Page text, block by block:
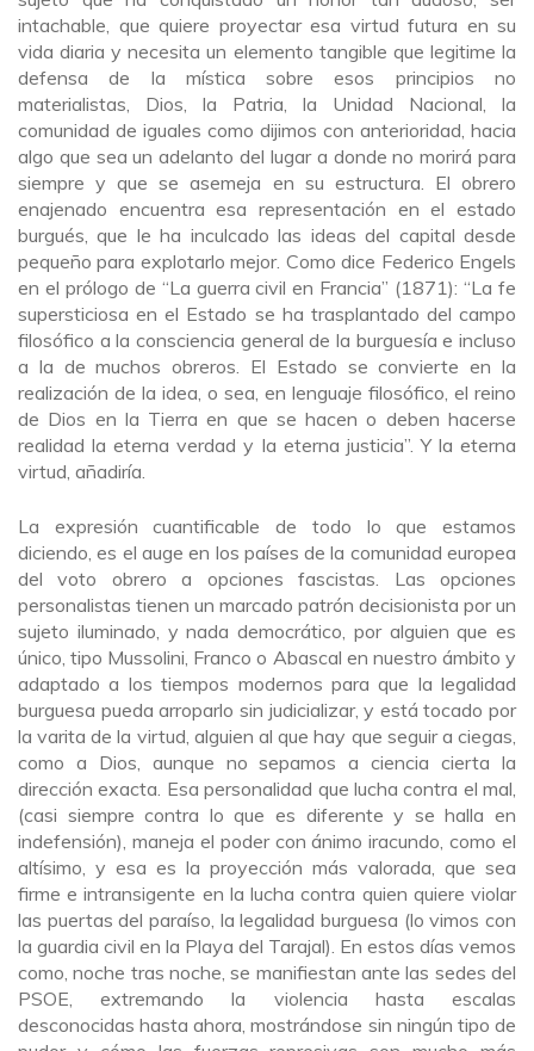
intachable, que quiere proyectar esa virtud futura en su
vida diaria y necesita un elemento tangible que legitime la
defensa de la mística sobre esos principios no
materialistas, Dios, la Patria, la Unidad Nacional, la
comunidad de iguales como dijimos con anterioridad, hacia
algo que sea un adelanto del lugar a donde no morirá para
siempre y que se asemeja en su estructura. El obrero
enajenado encuentra esa representación en el estado
burgués, que le ha inculcado las ideas del capital desde
pequeño para explotarlo mejor. Como dice Federico Engels
en el prólogo de “La guerra civil en Francia” (1871): “La fe
supersticiosa en el Estado se ha trasplantado del campo
filosófico a la consciencia general de la burguesía e incluso
a la de muchos obreros. El Estado se convierte en la
realización de la idea, o sea, en lenguaje filosófico, el reino
de Dios en la Tierra en que se hacen o deben hacerse
realidad la eterna verdad y la eterna justicia”. Y la eterna
virtud, añadiría.
La expresión cuantificable de todo lo que estamos
diciendo, es el auge en los países de la comunidad europea
del voto obrero a opciones fascistas. Las opciones
personalistas tienen un marcado patrón decisionista por un
sujeto iluminado, y nada democrático, por alguien que es
único, tipo Mussolini, Franco o Abascal en nuestro ámbito y
adaptado a los tiempos modernos para que la legalidad
burguesa pueda arroparlo sin judicializar, y está tocado por
la varita de la virtud, alguien al que hay que seguir a ciegas,
como a Dios, aunque no sepamos a ciencia cierta la
dirección exacta. Esa personalidad que lucha contra el mal,
(casi siempre contra lo que es diferente y se halla en
indefensión), maneja el poder con ánimo iracundo, como el
altísimo, y esa es la proyección más valorada, que sea
firme e intransigente en la lucha contra quien quiere violar
las puertas del paraíso, la legalidad burguesa (lo vimos con
la guardia civil en la Playa del Tarajal). En estos días vemos
como, noche tras noche, se manifiestan ante las sedes del
PSOE, extremando la violencia hasta escalas
desconocidas hasta ahora, mostrándose sin ningún tipo de